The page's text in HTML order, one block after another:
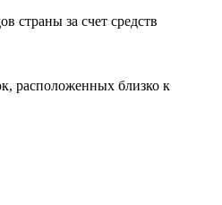
страны за счет средств
расположенных близко к